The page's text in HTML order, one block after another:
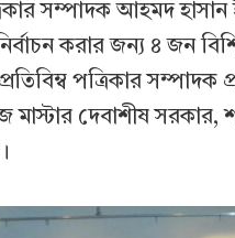
সম্পাদক আহমদ হাসান
করার জন্য ৪ জন
পত্রিকার সম্পাদক
মাস্টার দেবাশীষ সরকার,